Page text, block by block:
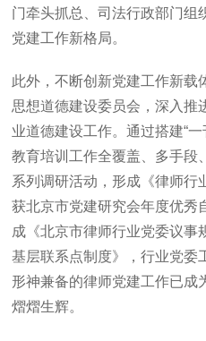
门牵头抓总、司法行政部门组
党建工作新格局。
此外，不断创新党建工作新载
思想道德建设委员会，深入推
业道德建设工作。通过搭建“
教育培训工作全覆盖、多手段
系列调研活动，形成《律师行
获北京市党建研究会年度优秀
成《北京市律师行业党委议事
基层联系点制度》，行业党委
形神兼备的律师党建工作已成
熠熠生辉。